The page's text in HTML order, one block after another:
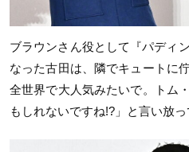
ブラウンさん役として『パディ
なった古田は、隣でキュートに
全世界で大人気みたいで。トム
もしれないですね!?」と言い放っ